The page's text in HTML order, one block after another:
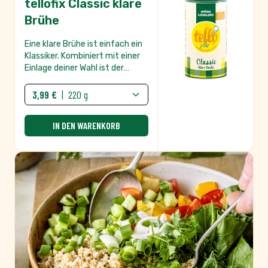
Geschmacksgarant – ganz
vegan, laktosefrei und
glutenfrei.
tellofix Gewürz
Talent Gemüse
Tschüss, fades Gemüse. Hallo,
bester Geschmack! Ob leckeres
Ofengemüse, herzhafte